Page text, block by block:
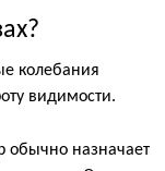
колебания
видимости.
обычно назначает